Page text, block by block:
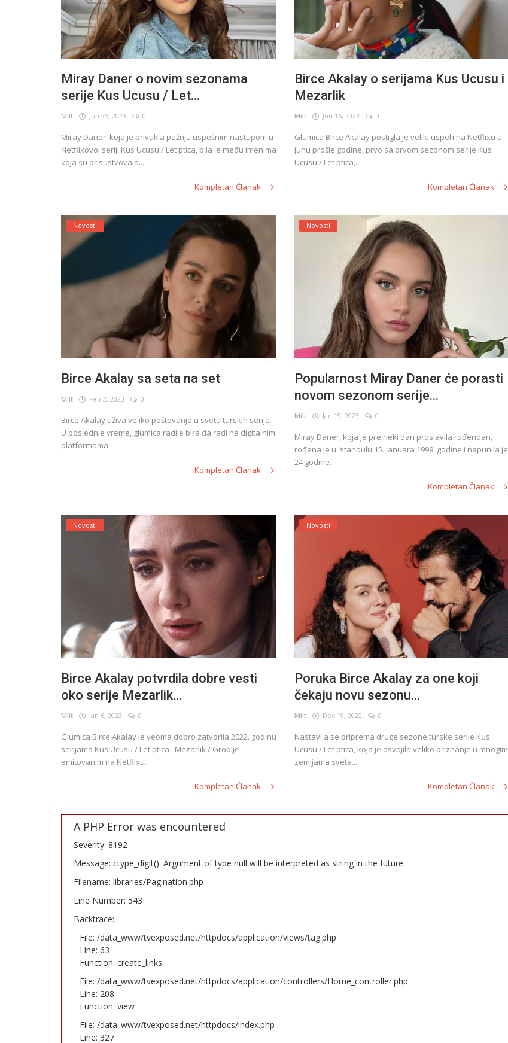
Miray Daner o novim sezonama
serije Kus Ucusu / Let...
Milt Jun 25, 2023 0
Miray Daner, koja je privukla pažnju uspešnim nastupom u
Netflixovoj seriji Kus Ucusu / Let ptica, bila je među imenima
koja su prisustvovala...
Kompletan Članak
Birce Akalay o serijama Kus Ucusu i
Mezarlik
Milt Jun 16, 2023 0
Glumica Birce Akalay postigla je veliki uspeh na Netflixu u
junu prošle godine, prvo sa prvom sezonom serije Kus
Ucusu / Let ptica,...
Kompletan Članak
Novosti
Birce Akalay sa seta na set
Milt Feb 2, 2023 0
Birce Akalay uživa veliko poštovanje u svetu turskih serija.
U poslednje vreme, glumica radije bira da radi na digitalnim
platformama.
Kompletan Članak
Novosti
Popularnost Miray Daner će porasti
novom sezonom serije...
Milt Jan 19, 2023 0
Miray Daner, koja je pre neki dan proslavila rođendan,
rođena je u Istanbulu 15. januara 1999. godine i napunila je
24 godine.
Kompletan Članak
Novosti
Birce Akalay potvrdila dobre vesti
oko serije Mezarlik...
Milt Jan 6, 2023 0
Glumica Birce Akalay je veoma dobro zatvorila 2022. godinu
serijama Kus Ucusu / Let ptica i Mezarlik / Groblje
emitovanim na Netflixu.
Kompletan Članak
Novosti
Poruka Birce Akalay za one koji
čekaju novu sezonu...
Milt Dec 19, 2022 0
Nastavlja se priprema druge sezone turske serije Kus
Ucusu / Let ptica, koja je osvojila veliko priznanje u mnogim
zemljama sveta...
Kompletan Članak
A PHP Error was encountered
Severity: 8192
Message: ctype_digit(): Argument of type null will be interpreted as string in the future
Filename: libraries/Pagination.php
Line Number: 543
Backtrace:
File: /data_www/tvexposed.net/httpdocs/application/views/tag.php
Line: 63
Function: create_links
File: /data_www/tvexposed.net/httpdocs/application/controllers/Home_controller.php
Line: 208
Function: view
File: /data_www/tvexposed.net/httpdocs/index.php
Line: 327
Novosti
Večeras počinje nova turska serija Uzak
Novosti
Tugrul Tulek o seriji Camdaki Kiz